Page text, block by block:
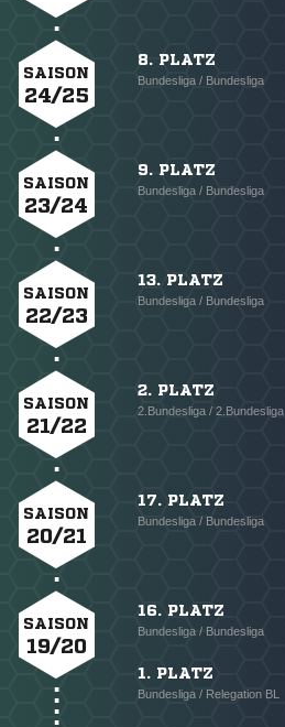
SAISON
24/25
8. PLATZ
Bundesliga / Bundesliga
SAISON
23/24
9. PLATZ
Bundesliga / Bundesliga
SAISON
22/23
13. PLATZ
Bundesliga / Bundesliga
SAISON
21/22
2. PLATZ
2.Bundesliga / 2.Bundesliga
SAISON
20/21
17. PLATZ
Bundesliga / Bundesliga
SAISON
19/20
16. PLATZ
Bundesliga / Bundesliga
1. PLATZ
Bundesliga / Relegation BL